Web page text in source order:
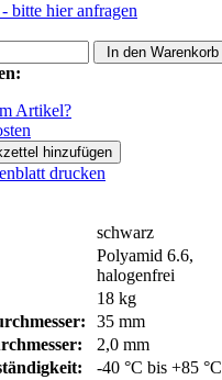
bitte hier anfragen
In den Warenkorb
Artikel?
drucken
schwarz
Polyamid 6.6,
halogenfrei
18 kg
35 mm
2,0 mm
-40 °C bis +85 °C